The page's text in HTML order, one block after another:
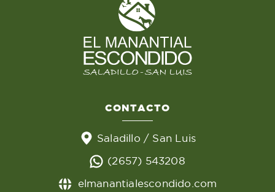
CONTACTO
Saladillo / San Luis
(2657) 543208
elmanantialescondido.com